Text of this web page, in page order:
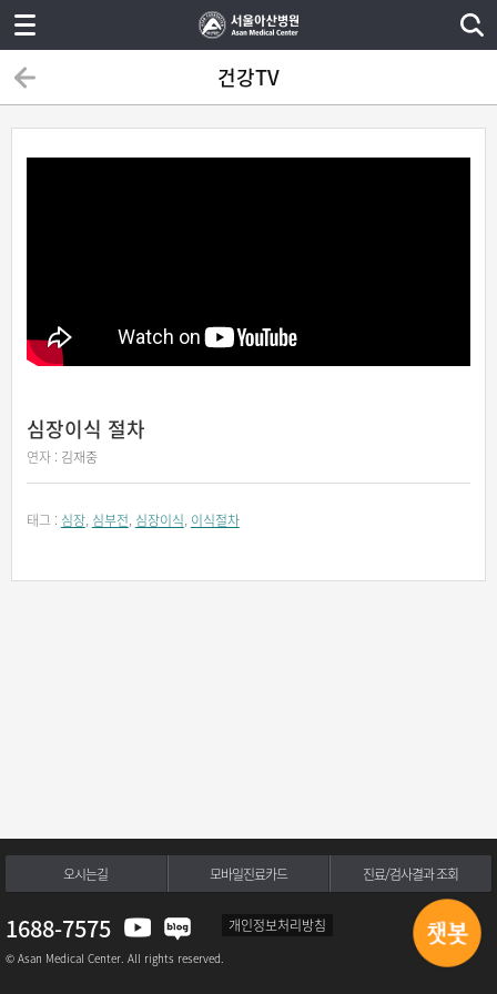
건강TV
심장이식 절차
연자 : 김재중
태그 : 심장, 심부전, 심장이식, 이식절차
오시는길 모바일진료카드 진료/검사결과 조회
1688-7575 개인정보처리방침
© Asan Medical Center. All rights reserved.